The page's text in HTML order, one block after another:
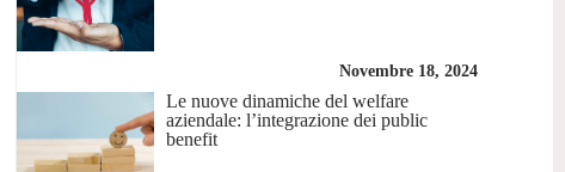
Novembre 18, 2024
Le nuove dinamiche del welfare
aziendale: l’integrazione dei public
benefit